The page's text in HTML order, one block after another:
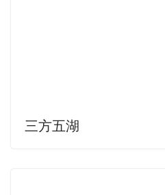
三方五湖